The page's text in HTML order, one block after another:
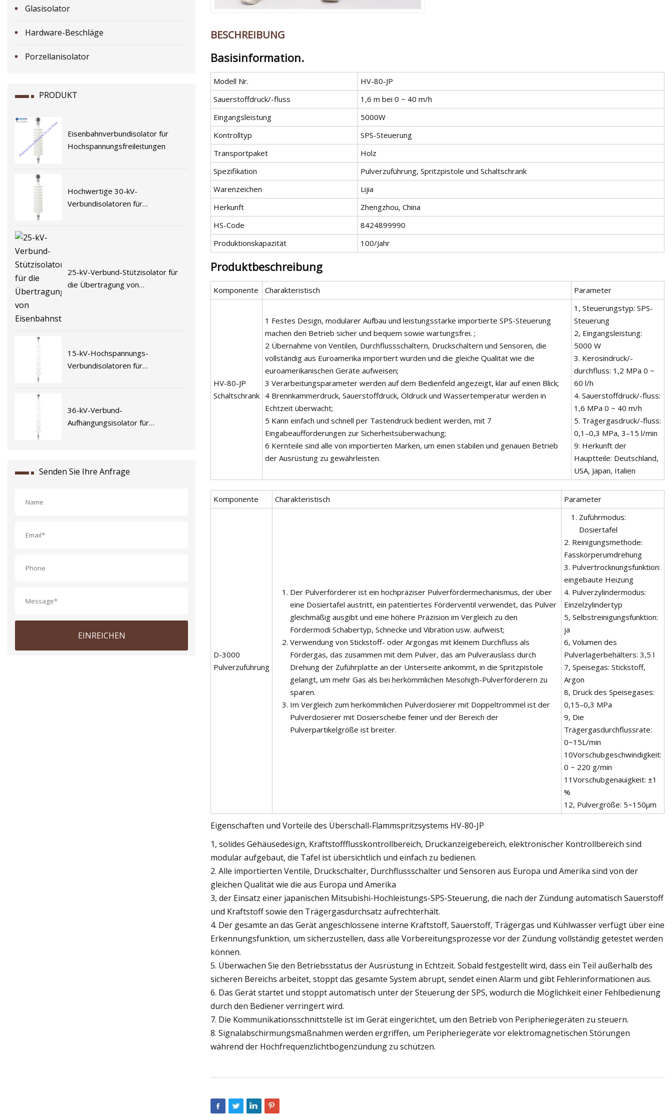
Glasisolator
Hardware-Beschläge
Porzellanisolator
PRODUKT
Eisenbahnverbundisolator für
Hochspannungsfreileitungen
Hochwertige 30-kV-
Verbundisolatoren für
25-kV-Verbund-Stützisolator für
die Übertragung von
15-kV-Hochspannungs-
Verbundisolatoren für
36-kV-Verbund-
Aufhängungsisolator für
Senden Sie Ihre Anfrage
EINREICHEN
BESCHREIBUNG
Basisinformation.
Modell Nr.
HV-80-JP
Sauerstoffdruck/-fluss
1,6 m bei 0 ~ 40 m/h
Eingangsleistung
5000W
Kontrolltyp
SPS-Steuerung
Transportpaket
Holz
Spezifikation
Pulverzuführung, Spritzpistole und Schaltschrank
Warenzeichen
Lijia
Herkunft
Zhengzhou, China
HS-Code
8424899990
Produktionskapazität
100/Jahr
Produktbeschreibung
Komponente Charakteristisch Parameter
HV-80-JP
Schaltschrank
1 Festes Design, modularer Aufbau und leistungsstarke importierte SPS-Steuerung
machen den Betrieb sicher und bequem sowie wartungsfrei. ;
2 Übernahme von Ventilen, Durchflussschaltern, Druckschaltern und Sensoren, die
vollständig aus Euroamerika importiert wurden und die gleiche Qualität wie die
euroamerikanischen Geräte aufweisen;
3 Verarbeitungsparameter werden auf dem Bedienfeld angezeigt, klar auf einen Blick;
4 Brennkammerdruck, Sauerstoffdruck, Öldruck und Wassertemperatur werden in
Echtzeit überwacht;
5 Kann einfach und schnell per Tastendruck bedient werden, mit 7
Eingabeaufforderungen zur Sicherheitsüberwachung;
6 Kernteile sind alle von importierten Marken, um einen stabilen und genauen Betrieb
der Ausrüstung zu gewährleisten.
1, Steuerungstyp: SPS-
Steuerung
2, Eingangsleistung:
5000 W
3. Kerosindruck/-
durchfluss: 1,2 MPa 0 ~
60 l/h
4. Sauerstoffdruck/-fluss:
1,6 MPa 0 ~ 40 m/h
5. Trägergasdruck/-fluss:
0,1–0,3 MPa, 3–15 l/min
9: Herkunft der
Hauptteile: Deutschland,
USA, Japan, Italien
Komponente Charakteristisch Parameter
D-3000
Pulverzuführung
Der Pulverförderer ist ein hochpräziser Pulverfördermechanismus, der über
eine Dosiertafel austritt, ein patentiertes Förderventil verwendet, das Pulver
gleichmäßig ausgibt und eine höhere Präzision im Vergleich zu den
Fördermodi Schabertyp, Schnecke und Vibration usw. aufweist;
Verwendung von Stickstoff- oder Argongas mit kleinem Durchfluss als
Fördergas, das zusammen mit dem Pulver, das am Pulverauslass durch
Drehung der Zuführplatte an der Unterseite ankommt, in die Spritzpistole
gelangt, um mehr Gas als bei herkömmlichen Mesohigh-Pulverförderern zu
sparen.
Im Vergleich zum herkömmlichen Pulverdosierer mit Doppeltrommel ist der
Pulverdosierer mit Dosierscheibe feiner und der Bereich der
Pulverpartikelgröße ist breiter.
Zuführmodus:
Dosiertafel
2. Reinigungsmethode:
Fasskörperumdrehung
3. Pulvertrocknungsfunktion:
eingebaute Heizung
4. Pulverzylindermodus:
Einzelzylindertyp
5, Selbstreinigungsfunktion:
ja
6, Volumen des
Pulverlagerbehälters: 3,5 l
7, Speisegas: Stickstoff,
Argon
8, Druck des Speisegases:
0,15–0,3 MPa
9, Die
Trägergasdurchflussrate:
0~15L/min
10Vorschubgeschwindigkeit:
0 ~ 220 g/min
11Vorschubgenauigkeit: ±1
%
12, Pulvergröße: 5~150μm
Eigenschaften und Vorteile des Überschall-Flammspritzsystems HV-80-JP
1, solides Gehäusedesign, Kraftstoffflusskontrollbereich, Druckanzeigebereich, elektronischer Kontrollbereich sind
modular aufgebaut, die Tafel ist übersichtlich und einfach zu bedienen.
2. Alle importierten Ventile, Druckschalter, Durchflussschalter und Sensoren aus Europa und Amerika sind von der
gleichen Qualität wie die aus Europa und Amerika
3, der Einsatz einer japanischen Mitsubishi-Hochleistungs-SPS-Steuerung, die nach der Zündung automatisch Sauerstoff
und Kraftstoff sowie den Trägergasdurchsatz aufrechterhält.
4. Der gesamte an das Gerät angeschlossene interne Kraftstoff, Sauerstoff, Trägergas und Kühlwasser verfügt über eine
Erkennungsfunktion, um sicherzustellen, dass alle Vorbereitungsprozesse vor der Zündung vollständig getestet werden
können.
5. Überwachen Sie den Betriebsstatus der Ausrüstung in Echtzeit. Sobald festgestellt wird, dass ein Teil außerhalb des
sicheren Bereichs arbeitet, stoppt das gesamte System abrupt, sendet einen Alarm und gibt Fehlerinformationen aus.
6. Das Gerät startet und stoppt automatisch unter der Steuerung der SPS, wodurch die Möglichkeit einer Fehlbedienung
durch den Bediener verringert wird.
7. Die Kommunikationsschnittstelle ist im Gerät eingerichtet, um den Betrieb von Peripheriegeräten zu steuern.
8. Signalabschirmungsmaßnahmen werden ergriffen, um Peripheriegeräte vor elektromagnetischen Störungen
während der Hochfrequenzlichtbogenzündung zu schützen.